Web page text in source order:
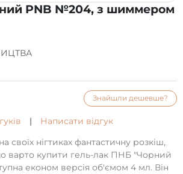
PNB №204, з шиммером
|
Написати відгук
своїх нігтиках фантастичну розкіш,
варто купити гель-лак ПНБ "Чорний
економ версія об'ємом 4 мл. Він
Знайшли дешевше?